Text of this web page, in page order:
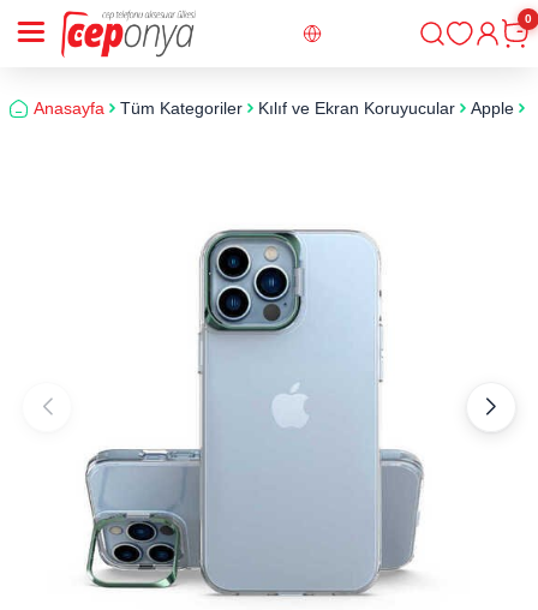
Giriş
0
Anasayfa Tüm Kategoriler Kılıf ve Ekran Koruyucular Apple